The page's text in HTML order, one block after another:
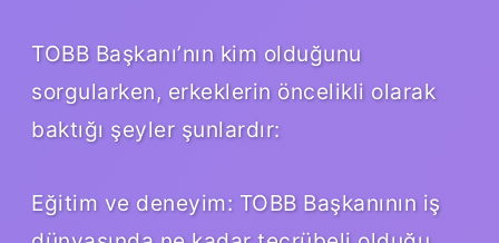
TOBB Başkanı’nın kim olduğunu
sorgularken, erkeklerin öncelikli olarak
baktığı şeyler şunlardır:
Eğitim ve deneyim: TOBB Başkanının iş